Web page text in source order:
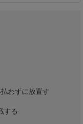
わずに放置す
する